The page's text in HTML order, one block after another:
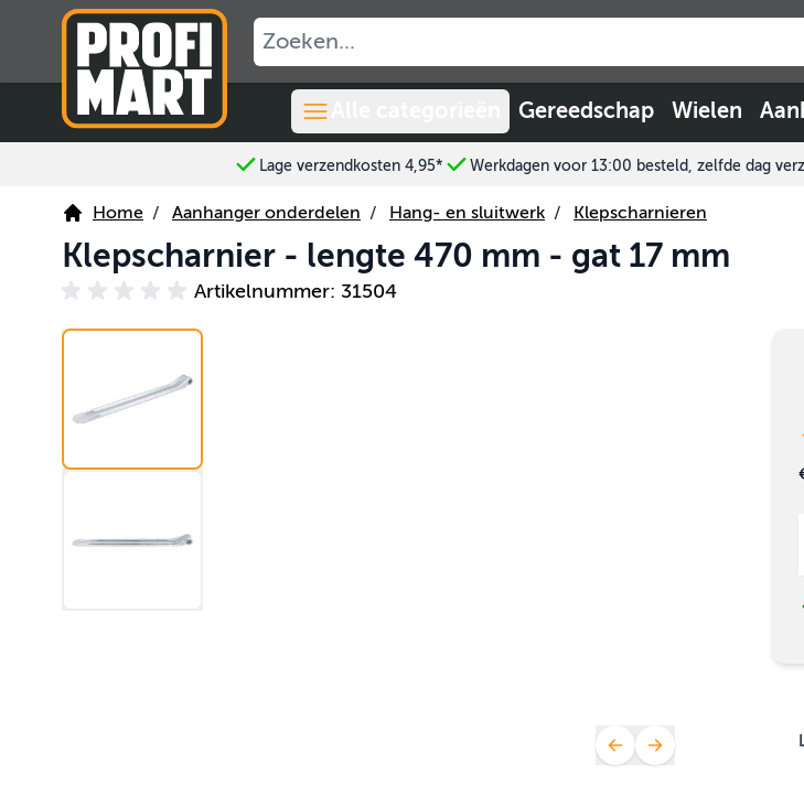
Ga naar de inhoud
Gereedschap Wielen
Lage verzendkosten 4,95* Werkdagen voor 13:00 besteld, zelfde dag
Home / Aanhanger onderdelen / Hang- en sluitwerk / Klepscharnieren
Klepscharnier - lengte 470 mm - gat 17 mm
Artikelnummer: 31504